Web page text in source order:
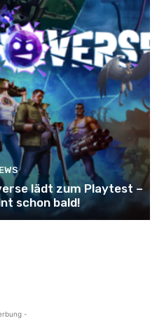
lädt zum Playtest –
schon bald!
-